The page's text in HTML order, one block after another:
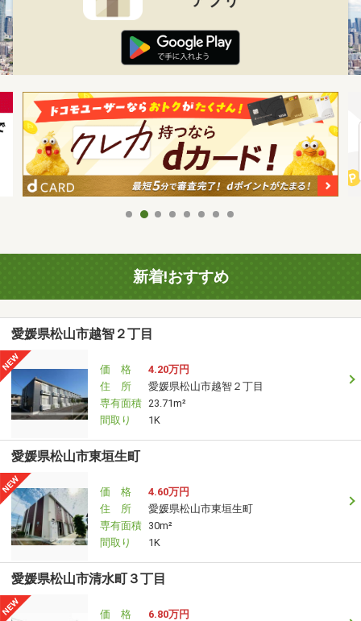
新着!おすすめ
愛媛県松山市越智２丁目
価 格
4.20万円
住 所
愛媛県松山市越智２丁目
専有面積 23.71m²
間取り
1K
愛媛県松山市東垣生町
価 格
4.60万円
住 所
愛媛県松山市東垣生町
専有面積 30m²
間取り
1K
愛媛県松山市清水町３丁目
価 格
6.80万円